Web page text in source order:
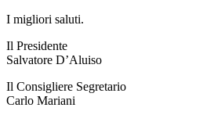
I migliori saluti.
Il Presidente
Salvatore D’Aluiso
Il Consigliere Segretario
Carlo Mariani